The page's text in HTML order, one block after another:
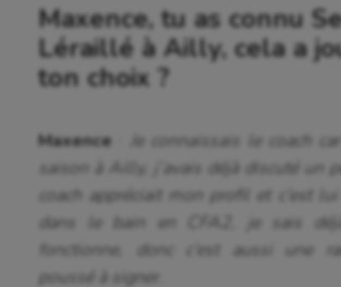
Maxence, tu as connu
Léraillé à Ailly, cela a
ton choix ?
Maxence
Je connaissais le coach
saison à Ailly, j’avais déjà discuté un
coach appréciait mon profil et c’est
dans le bain en CFA2, je sais
fonctionne, donc c’est aussi une
poussé à signer.